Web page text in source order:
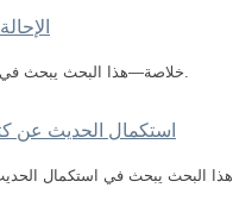
خلاصة—هذا البحث يبحث في الإحالة، والتقليد، والولع بالأعراض دون الجواهر.
استكمال الحديث عن